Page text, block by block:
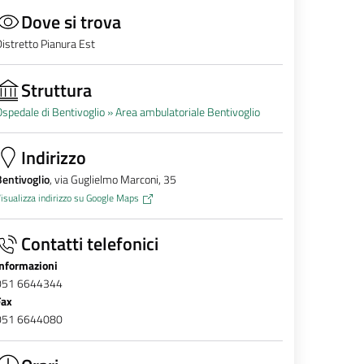
Dove si trova
Pianura Est
Struttura
di Bentivoglio »Area ambulatoriale Bentivoglio
Indirizzo
, via Guglielmo Marconi, 35
indirizzo su Google Maps
Contatti telefonici
6644344
6644080